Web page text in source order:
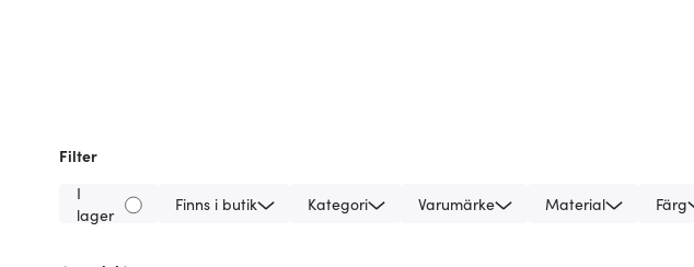
Filter
I
lager
Finns i butik Kategori Varumärke Material Färg